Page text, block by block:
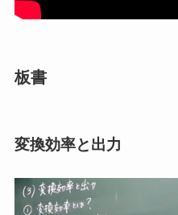
板書
変換効率と出力